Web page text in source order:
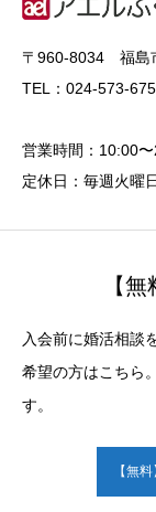
〒960-8034 福島
TEL：024-573-
営業時間：10:00
定休日：毎週火曜
【
入会前に婚活相談
希望の方はこちら
す。
【無